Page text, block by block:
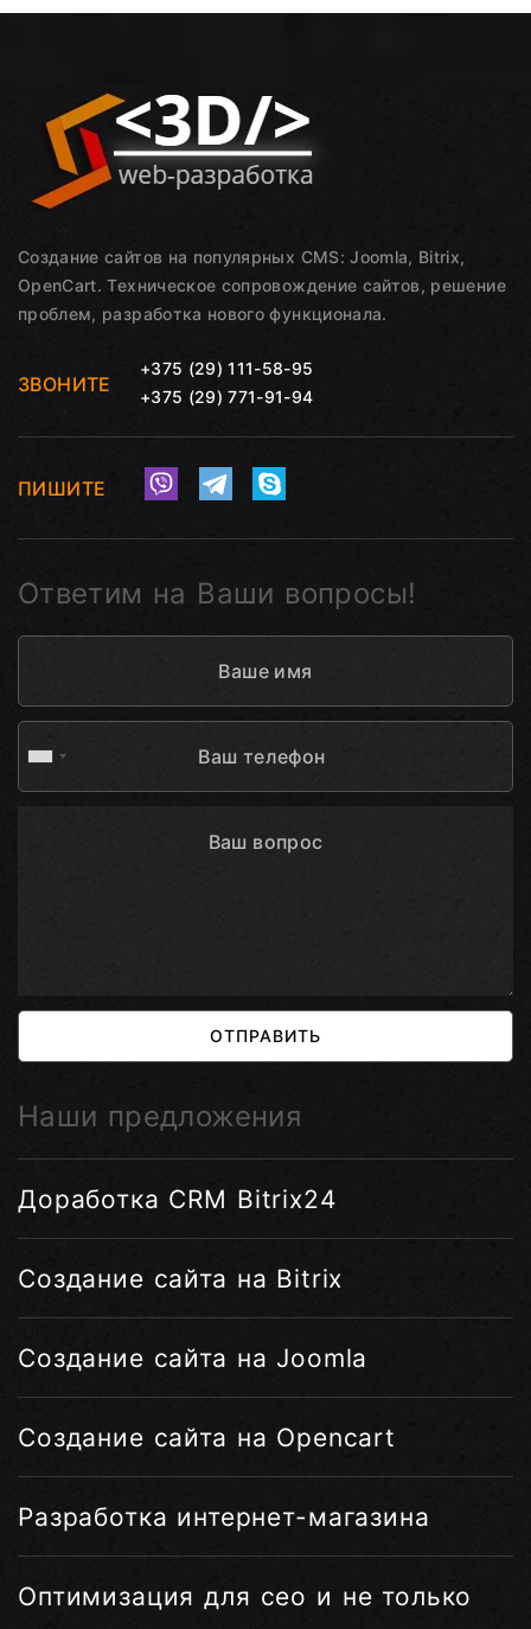
Создание сайтов на популярных CMS: Joomla, Bitrix,
OpenCart. Техническое сопровождение сайтов, решение
проблем, разработка нового функционала.
ЗВОНИТЕ
+375 (29) 111-58-95
+375 (29) 771-91-94
ПИШИТЕ
Ответим на Ваши вопросы!
ОТПРАВИТЬ
Наши предложения
Доработка CRM Bitrix24
Создание сайта на Bitrix
Создание сайта на Joomla
Создание сайта на Opencart
Разработка интернет-магазина
Оптимизация для сео и не только